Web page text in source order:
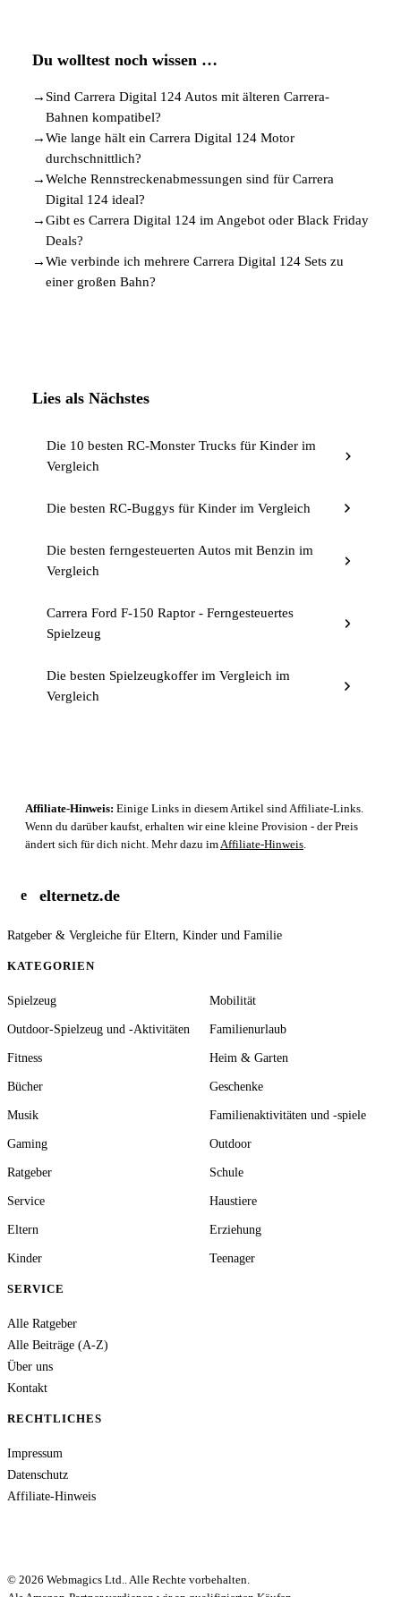
Du wolltest noch wissen …
→ Sind Carrera Digital 124 Autos mit älteren Carrera-
Bahnen kompatibel?
→Wie lange hält ein Carrera Digital 124 Motor
durchschnittlich?
→Welche Rennstreckenabmessungen sind für Carrera
Digital 124 ideal?
→Gibt es Carrera Digital 124 im Angebot oder Black Friday
Deals?
→Wie verbinde ich mehrere Carrera Digital 124 Sets zu
einer großen Bahn?
Lies als Nächstes
Die 10 besten RC-Monster Trucks für Kinder im
Vergleich
Die besten RC-Buggys für Kinder im Vergleich
Die besten ferngesteuerten Autos mit Benzin im
Vergleich
Carrera Ford F-150 Raptor - Ferngesteuertes
Spielzeug
Die besten Spielzeugkoffer im Vergleich im
Vergleich
Affiliate-Hinweis: Einige Links in diesem Artikel sind Affiliate-Links.
Wenn du darüber kaufst, erhalten wir eine kleine Provision - der Preis
ändert sich für dich nicht. Mehr dazu im Affiliate-Hinweis
e elternetz.de
Ratgeber & Vergleiche für Eltern, Kinder und Familie
KATEGORIEN
Spielzeug Mobilität
Outdoor-Spielzeug und -Aktivitäten Familienurlaub
Fitness Heim & Garten
Bücher Geschenke
Musik Familienaktivitäten und -spiele
Gaming Outdoor
Ratgeber Schule
Service Haustiere
Eltern Erziehung
Kinder Teenager
SERVICE
Alle Ratgeber
Alle Beiträge (A-Z)
Über uns
Kontakt
RECHTLICHES
Impressum
Datenschutz
Affiliate-Hinweis
© 2026 Webmagics Ltd.. Alle Rechte vorbehalten.